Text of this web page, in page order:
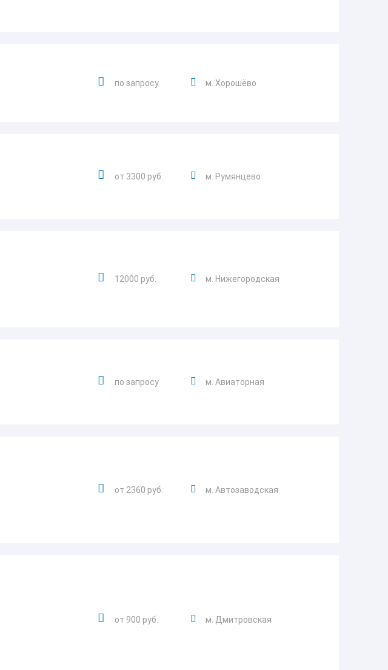
по запросу м. Хорошёво
от 3300 руб. м. Румянцево
12000 руб. м. Нижегородская
по запросу м. Авиаторная
от 2360 руб. м. Автозаводская
от 900 руб. м. Дмитровская